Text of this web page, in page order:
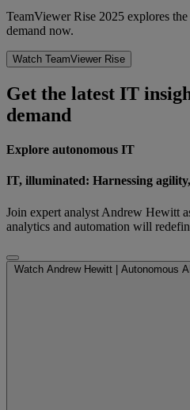
TeamViewer Rise 2025 explores
demand now.
Watch TeamViewer Rise
Get the latest IT
demand
Explore autonomous IT
IT, illuminated: Harnessing
Join expert analyst Andrew Hewitt
analytics and automation will
Watch Andrew Hewitt | Autonomous